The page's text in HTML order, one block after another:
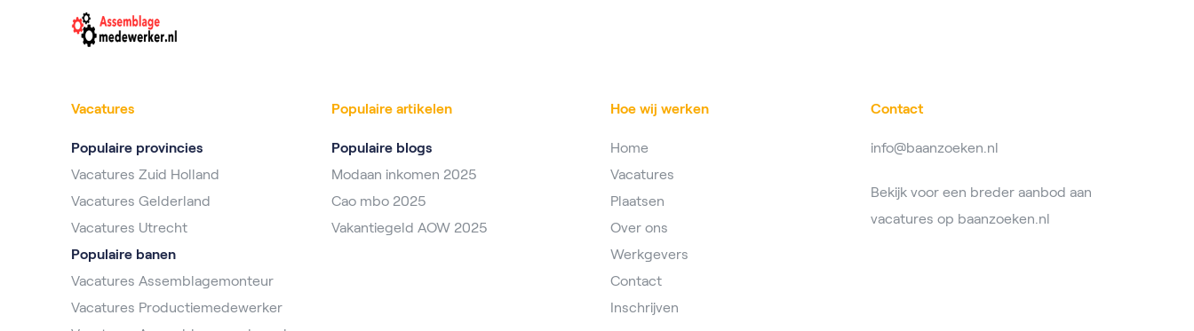
Vacatures
Populaire provincies
Vacatures Zuid Holland
Vacatures Gelderland
Vacatures Utrecht
Populaire banen
Vacatures Assemblagemonteur
Vacatures Productiemedewerker
Populaire artikelen
Populaire blogs
Modaan inkomen 2025
Cao mbo 2025
Vakantiegeld AOW 2025
Hoe wij werken
Home
Vacatures
Plaatsen
Over ons
Werkgevers
Contact
Inschrijven
Contact
info@baanzoeken.nl
Bekijk voor een breder aanbod aan
vacatures op baanzoeken.nl